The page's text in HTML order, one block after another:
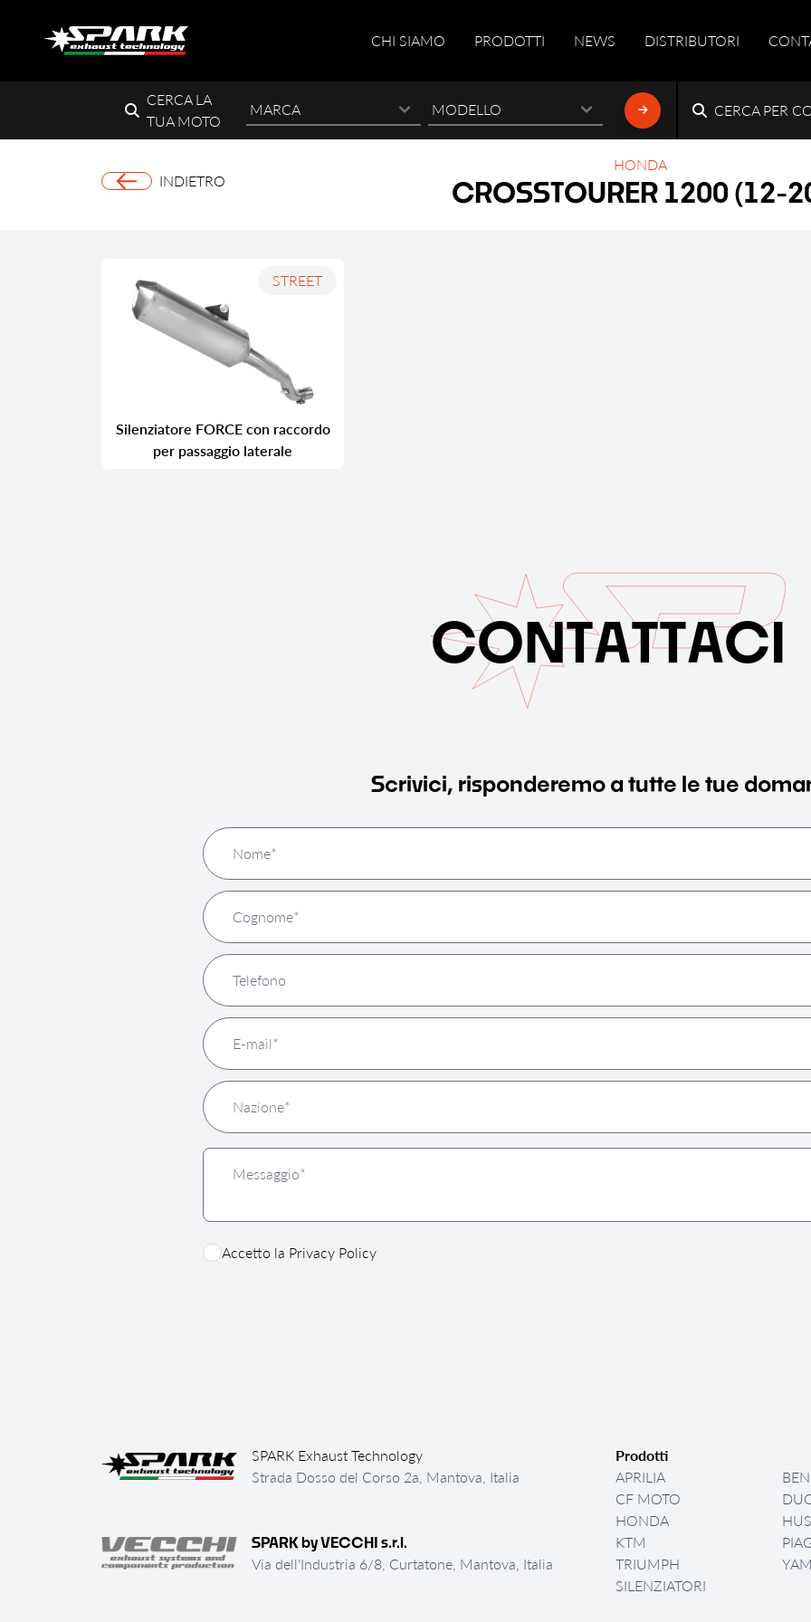
CHI SIAMO PRODOTTI NEWS DISTRIBUTORI
CERCA LA
TUA MOTO
CERCA PER
INDIETRO
HONDA
CROSSTOURER 1200 (12-2
STREET
Silenziatore FORCE con raccordo
per passaggio laterale
CONTATTACI
Scrivici, risponderemo a tutte le tue
Accetto la Privacy Policy
SPARK Exhaust Technology
Strada Dosso del Corso 2a, Mantova, Italia
SPARK by VECCHI s.r.l.
Via dell'Industria 6/8, Curtatone, Mantova, Italia
Prodotti
APRILIA
CF MOTO
HONDA
KTM
TRIUMPH
SILENZIATORI